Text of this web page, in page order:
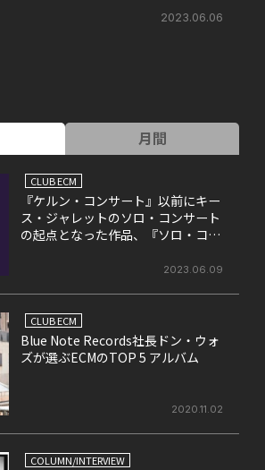
2023.06.06
月間
CLUB ECM
『ケルン・コンサート』以前にキー
ス・ジャレットのソロ・コンサート
の起点となった作品、『ソロ・コン
2023.06.09
CLUB ECM
Blue Note Records社長ドン・ウォ
ズが選ぶECMのTOP 5 アルバム
2020.11.02
COLUMN/INTERVIEW